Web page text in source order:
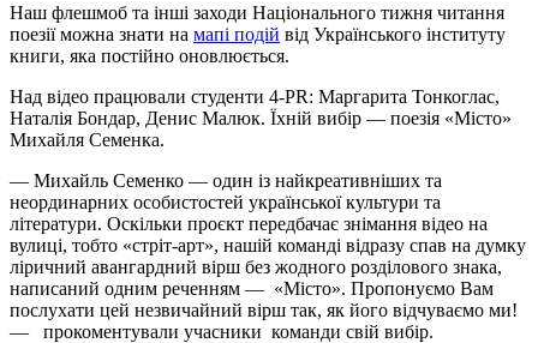
Наш флешмоб та інші заходи Національного тижня читання
поезії можна знати на мапі подій від Українського інституту
книги, яка постійно оновлюється.
Над відео працювали студенти 4-PR: Маргарита Тонкоглас,
Наталія Бондар, Денис Малюк. Їхній вибір — поезія «Місто»
Михайля Семенка.
— Михайль Семенко — один із найкреативніших та
неординарних особистостей української культури та
літератури. Оскільки проєкт передбачає знімання відео на
вулиці, тобто «стріт-арт», нашій команді відразу спав на думку
ліричний авангардний вірш без жодного розділового знака,
написаний одним реченням — «Місто». Пропонуємо Вам
послухати цей незвичайний вірш так, як його відчуваємо ми!
— прокоментували учасники команди свій вибір.